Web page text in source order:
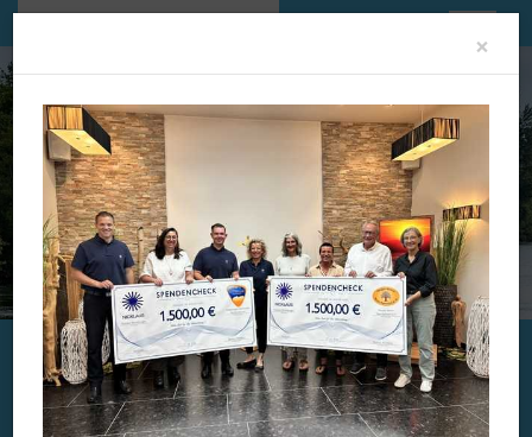
Willi Leibold
＊ 26.04.1946in Thüngersheim
×